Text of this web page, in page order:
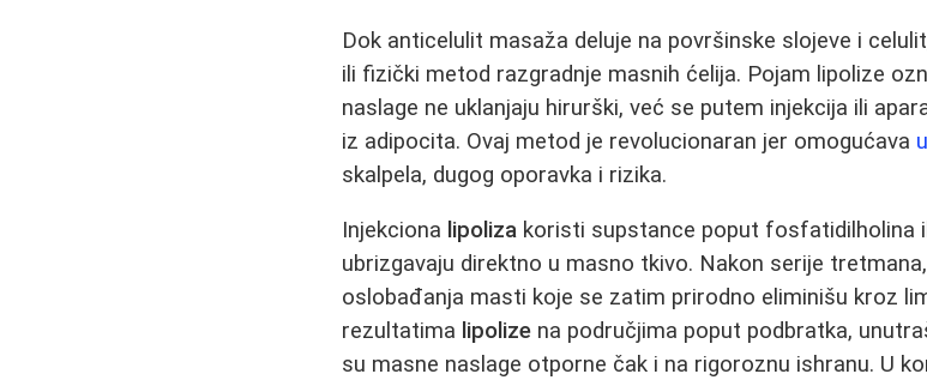
Dok anticelulit masaža deluje na površinske slojeve i
ili fizički metod razgradnje masnih ćelija. Pojam lipolize
naslage ne uklanjaju hirurški, već se putem injekcija ili
iz adipocita. Ovaj metod je revolucionaran jer omogućava
skalpela, dugog oporavka i rizika.
Injekciona lipoliza koristi supstance poput fosfatidilholina
ubrizgavaju direktno u masno tkivo. Nakon serije
oslobađanja masti koje se zatim prirodno eliminišu kroz
rezultatima lipolize na područjima poput podbratka,
su masne naslage otporne čak i na rigoroznu ishranu. U